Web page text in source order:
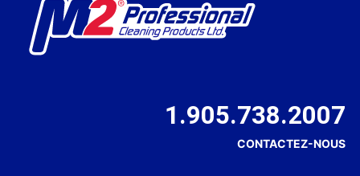
1.905.738.2007
CONTACTEZ-NOUS